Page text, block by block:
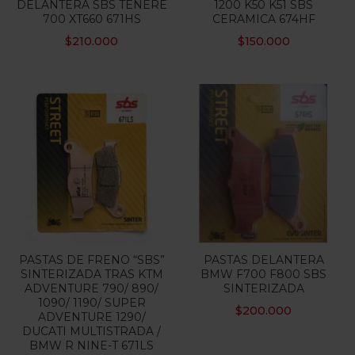
Categorias
DELANTERA SBS TENERE
700 XT660 671HS
$210.000
1200 K50 K51 SBS
CERAMICA 674HF
$150.000
PASTAS DE FRENO “SBS”
SINTERIZADA TRAS KTM
ADVENTURE 790/ 890/
1090/ 1190/ SUPER
ADVENTURE 1290/
DUCATI MULTISTRADA /
BMW R NINE-T 671LS
PASTAS DELANTERA
BMW F700 F800 SBS
SINTERIZADA
$200.000